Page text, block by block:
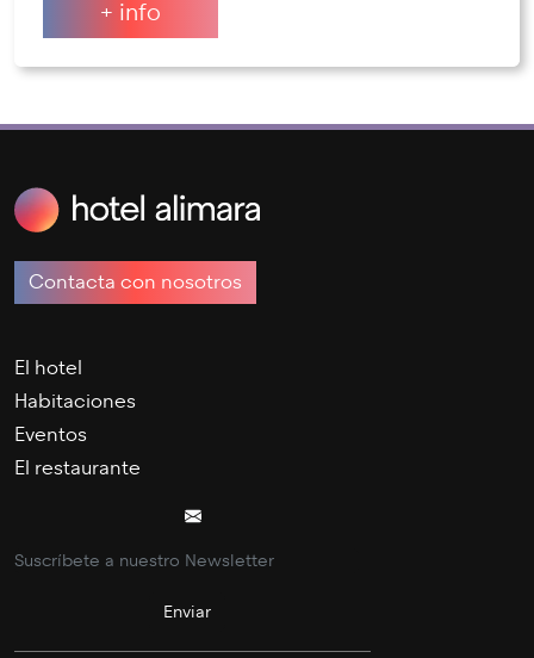
+ info
Contacta con nosotros
El hotel
Habitaciones
Eventos
El restaurante